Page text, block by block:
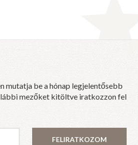
mutatja be a hónap legjelentősebb
mezőket kitöltve iratkozzon fel
FELIRATKOZOM